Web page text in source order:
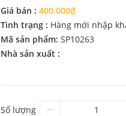
Giá bán : 400.000₫
Tình trạng : Hàng mới nhập
Mã sản phẩm: SP10263
Nhà sản xuất :
Số lượng